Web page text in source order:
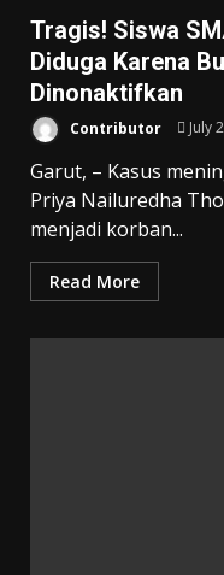
Tragis! Siswa
Diduga Karena
Dinonaktifkan
Contributor July
Garut, – Kasus
Priya Nailuredha
menjadi korban...
Read More